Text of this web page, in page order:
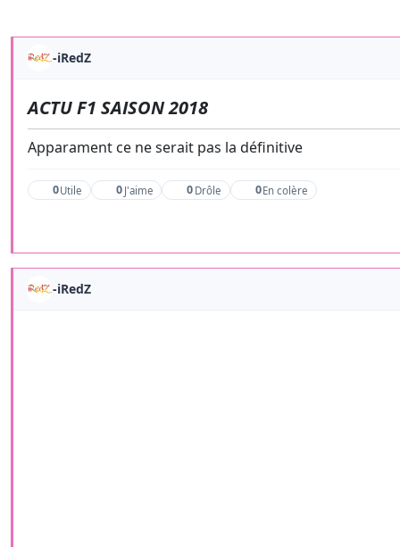
-iRedZ
ACTU F1 SAISON 2018
Apparament ce ne serait pas la définitive
0Utile 0 J'aime 0 Drôle 0En colère
-iRedZ